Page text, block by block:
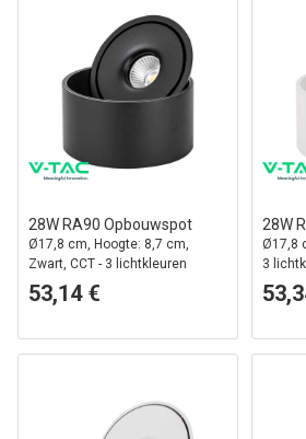
28W RA90 Opbouwspot
Ø17,8 cm, Hoogte: 8,7 cm,
Zwart, CCT - 3 lichtkleuren
53,14 €
28W
Ø17,8
3